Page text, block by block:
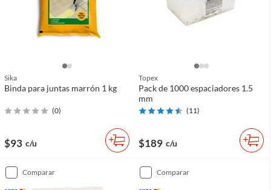
Sika
Binda para juntas marrón 1 kg
(0)
$93 c/u
Topex
Pack de 1000 espaciadores 1.5
mm
(11)
$189 c/u
comparar comparar